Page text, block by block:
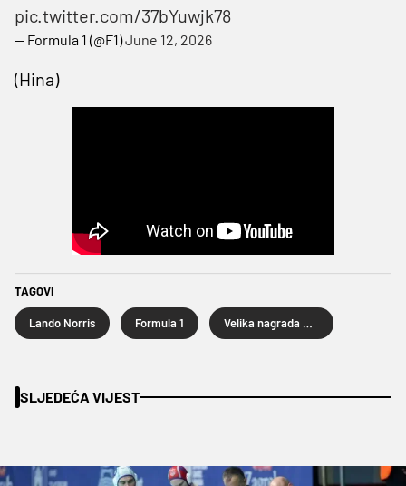
pic.twitter.com/37bYuwjk78
— Formula 1 (@F1)June 12, 2026
(Hina)
TAGOVI
Lando Norris Formula 1
SLJEDEĆA VIJEST